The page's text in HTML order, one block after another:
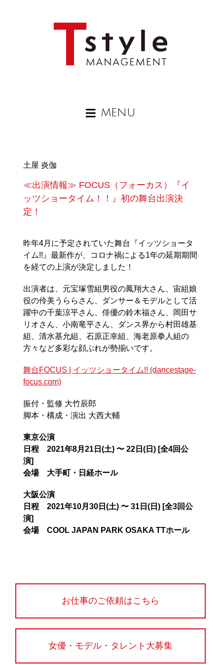
MENU
土屋 炎伽
≪出演情報≫ FOCUS（フォーカス）『イ
ッツショータイム！！』初の舞台出演決
定！
昨年4月に予定されていた舞台『イッツショータ
イム!!』最新作が、コロナ禍による1年の延期期間
を経ての上演が決定しました！
出演者は、元宝塚雪組男役の鳳翔大さん、宙組娘
役の伶美うららさん、ダンサー＆モデルとして活
躍中の千葉涼平さん、俳優の鈴木福さん、岡田サ
リオさん、小南竜平さん、ダンス界から村田雄基
組、清水基允組、石原正幸組、海老原拳人組の
方々など多彩な顔ぶれが勢揃いです。
舞台FOCUS | イッツショータイム!! (dancestage-
focus.com)
振付・監修 大竹辰郎
脚本・構成・演出 大西大輔
東京公演
日程 2021年8月21日(土) 〜 22日(日) [全4回公
演]
会場 大手町・日経ホール
大阪公演
日程 2021年10月30日(土) 〜 31日(日) [全3回公
演]
会場 COOL JAPAN PARK OSAKA TTホール
お仕事のご依頼はこちら
女優・モデル・タレント大募集